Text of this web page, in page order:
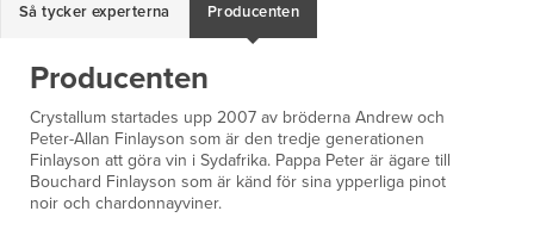
Så tycker experterna Producenten
Producenten
Crystallum startades upp 2007 av bröderna Andrew och
Peter-Allan Finlayson som är den tredje generationen
Finlayson att göra vin i Sydafrika. Pappa Peter är ägare till
Bouchard Finlayson som är känd för sina ypperliga pinot
noir och chardonnayviner.